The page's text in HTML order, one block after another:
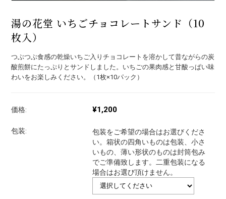
湯の花堂 いちごチョコレートサンド（10
枚入）
つぶつぶ食感の乾燥いちご入りチョコレートを溶かして昔ながらの炭
酸煎餅にたっぷりとサンドしました。いちごの果肉感と甘酸っぱい味
わいをお楽しみください。（1枚×10パック）
価格: ¥1,200
包装:
包装をご希望の場合はお選びくださ
い。箱状の四角いものは包装、小さ
いもの、薄い形状のものは封筒包み
でご準備致します。二重包装になる
場合はお選び頂けません。